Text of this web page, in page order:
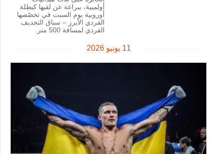
أولمبية، ببراعة عن لقبها كبطلة
أوروبية يوم السبت في تخصّصها
الفردي الأبرز – سباق التجديف
الفردي لمسافة 500 متر.
11 يونيو 2026